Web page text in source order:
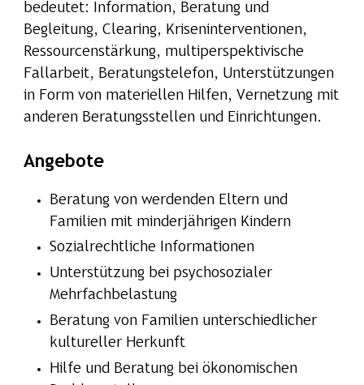
bedeutet: Information, Beratung und
Begleitung, Clearing, Kriseninterventionen,
Ressourcenstärkung, multiperspektivische
Fallarbeit, Beratungstelefon, Unterstützungen
in Form von materiellen Hilfen, Vernetzung mit
anderen Beratungsstellen und Einrichtungen.
Angebote
Beratung von werdenden Eltern und
Familien mit minderjährigen Kindern
Sozialrechtliche Informationen
Unterstützung bei psychosozialer
Mehrfachbelastung
Beratung von Familien unterschiedlicher
kultureller Herkunft
Hilfe und Beratung bei ökonomischen